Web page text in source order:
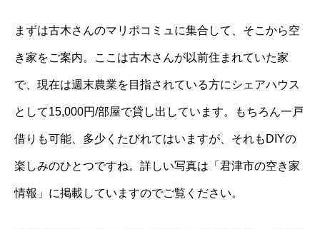
まずは古木さんのマリポコミュに集合して、そこから空
き家をご案内。ここは古木さんが以前住まれていた家
で、現在は週末農業を目指されている方にシェアハウス
として15,000円/部屋で貸し出しています。もちろん一戸
借りも可能、多少くたびれてはいますが、それもDIYの
楽しみのひとつですね。詳しい写真は「 君津市の空き家
情報 」に掲載していますのでご覧ください。